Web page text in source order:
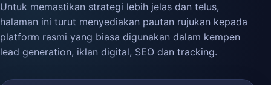
Untuk memastikan strategi lebih jelas dan telus,
halaman ini turut menyediakan pautan rujukan kepada
platform rasmi yang biasa digunakan dalam kempen
lead generation, iklan digital, SEO dan tracking.